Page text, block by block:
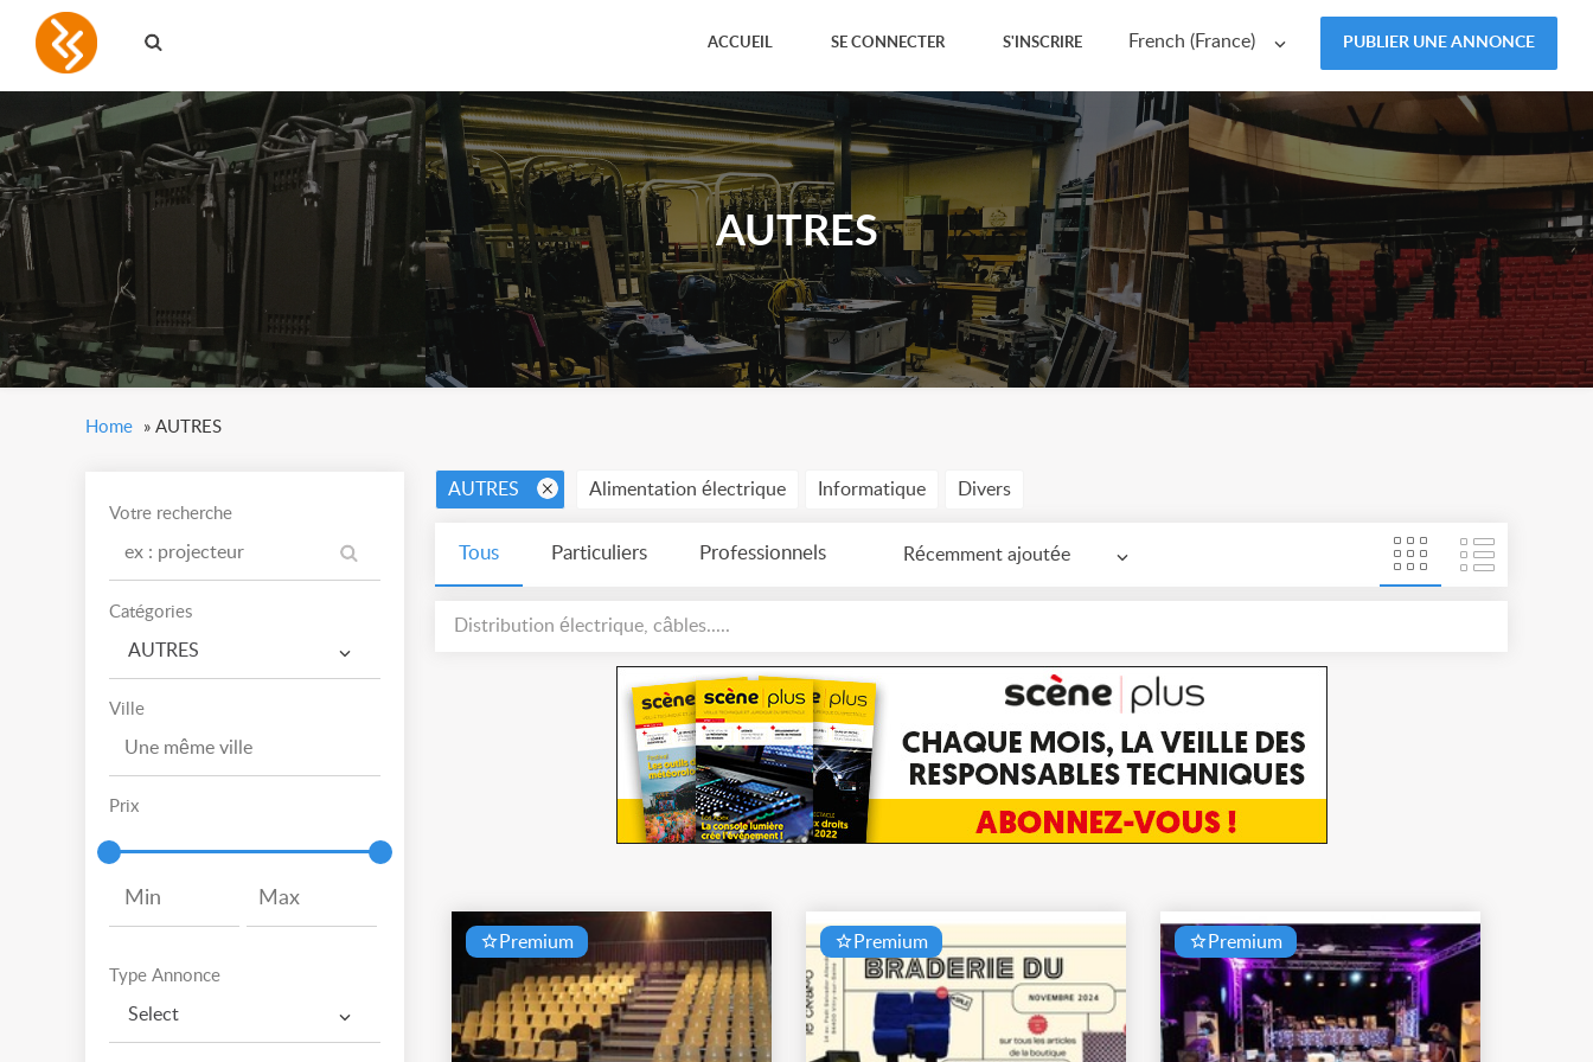
French (France) PUBLIER UNE ANNONCE
ACCUEIL SE CONNECTER S'INSCRIRE
AUTRES
Home » AUTRES
Votre recherche
Catégories
AUTRES
Ville
Prix
Type Annonce
Select
AUTRES Alimentation électrique Informatique Divers
Tous Particuliers Professionnels Récemment ajoutée
Distribution électrique, câbles.....
Premium Premium Premium